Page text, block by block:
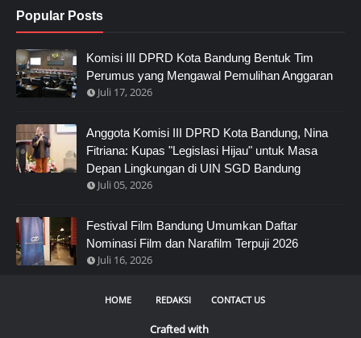
Popular Posts
Komisi III DPRD Kota Bandung Bentuk Tim
Perumus yang Mengawal Pemulihan Anggaran
Juli 17, 2026
Anggota Komisi III DPRD Kota Bandung, Nina
Fitriana: Kupas "Legislasi Hijau" untuk Masa
Depan Lingkungan di UIN SGD Bandung
Juli 05, 2026
Festival Film Bandung Umumkan Daftar
Nominasi Film dan Narafilm Terpuji 2026
Juli 16, 2026
HOME REDAKSI CONTACT US
Crafted with